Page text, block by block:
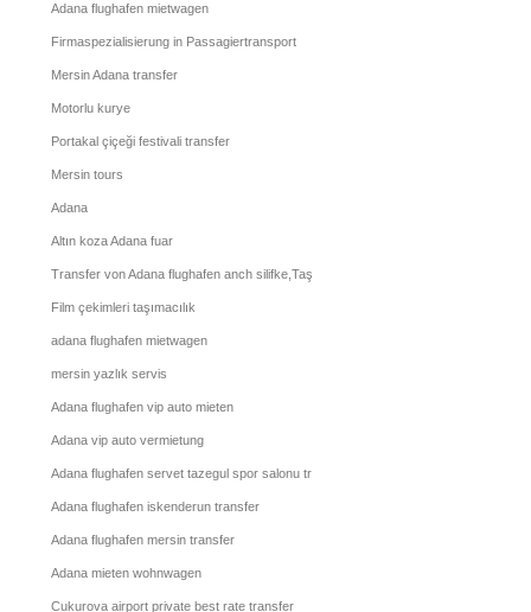
Adana flughafen mietwagen
Firmaspezialisierung in Passagiertransport
Mersin Adana transfer
Motorlu kurye
Portakal çiçeği festivali transfer
Mersin tours
Adana
Altın koza Adana fuar
Transfer von Adana flughafen anch silifke,Taşucu
Film çekimleri taşımacılık
adana flughafen mietwagen
mersin yazlık servis
Adana flughafen vip auto mieten
Adana vip auto vermietung
Adana flughafen servet tazegul spor salonu transfer
Adana flughafen iskenderun transfer
Adana flughafen mersin transfer
Adana mieten wohnwagen
Cukurova airport private best rate transfer